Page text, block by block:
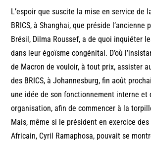
L’espoir que suscite la mise en service de
BRICS, à Shanghai, que préside l’ancienne
Brésil, Dilma Roussef, a de quoi inquiéter
dans leur égoïsme congénital. D’où
de Macron de vouloir, à tout prix, assister
des BRICS, à Johannesburg, fin août
une idée de son fonctionnement interne et
organisation, afin de commencer à la
Mais, même si le président en exercice des
Africain, Cyril Ramaphosa, pouvait se